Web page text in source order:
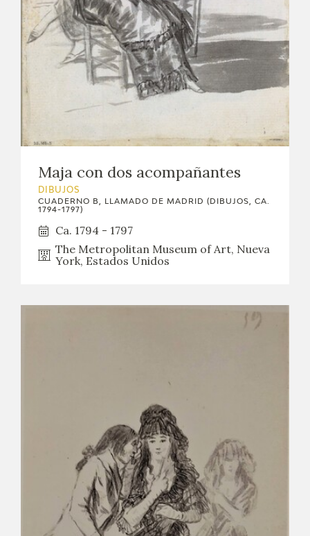
Maja con dos acompañantes
DIBUJOS
CUADERNO B, LLAMADO DE MADRID (DIBUJOS, CA.
1794-1797)
Ca. 1794 - 1797
The Metropolitan Museum of Art, Nueva
York, Estados Unidos